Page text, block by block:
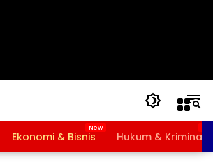
Ekonomi & Bisnis Hukum & Kriminal
Bansos PKH dan BPNT